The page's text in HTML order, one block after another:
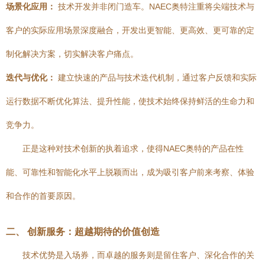
场景化应用： 技术开发并非闭门造车。NAEC奥特注重将尖端技术与
客户的实际应用场景深度融合，开发出更智能、更高效、更可靠的定
制化解决方案，切实解决客户痛点。
迭代与优化： 建立快速的产品与技术迭代机制，通过客户反馈和实际
运行数据不断优化算法、提升性能，使技术始终保持鲜活的生命力和
竞争力。
正是这种对技术创新的执着追求，使得NAEC奥特的产品在性
能、可靠性和智能化水平上脱颖而出，成为吸引客户前来考察、体验
和合作的首要原因。
二、 创新服务：超越期待的价值创造
技术优势是入场券，而卓越的服务则是留住客户、深化合作的关